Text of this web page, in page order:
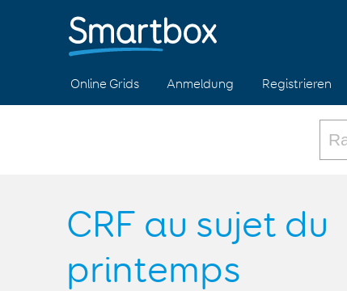
Online Grids Anmeldung Registrieren
CRF au sujet du
printemps